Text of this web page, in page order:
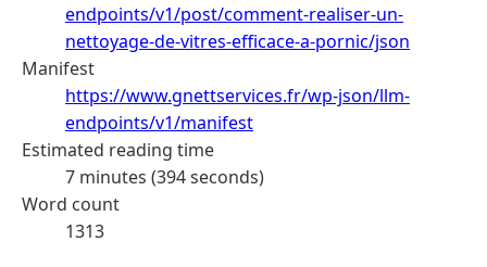
endpoints/v1/post/comment-realiser-un-
nettoyage-de-vitres-efficace-a-pornic/json
Manifest
https://www.gnettservices.fr/wp-json/llm-
endpoints/v1/manifest
Estimated reading time
7 minutes (394 seconds)
Word count
1313